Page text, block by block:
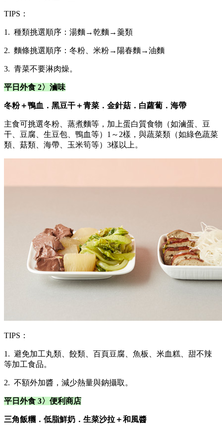
TIPS：
1. 種類挑選順序：湯麵→乾麵→羹類
2. 麵條挑選順序：冬粉、米粉→陽春麵→油麵
3. 青菜不要淋肉燥。
平日外食 2〉 滷味
冬粉＋鴨血．黑豆干＋青菜．金針菇．白蘿蔔．海帶
主食可挑選冬粉、蒸煮麵等，加上蛋白質食物（如滷蛋、豆
干、豆腐、生豆包、鴨血等）1～2樣，與蔬菜類（如綠色蔬菜
類、菇類、海帶、玉米筍等）3樣以上。
TIPS：
1. 避免加工丸類、餃類、百頁豆腐、魚板、米血糕、甜不辣
等加工食品。
2. 不額外加醬，減少熱量與鈉攝取。
平日外食 3〉 便利商店
三角飯糰．低脂鮮奶．生菜沙拉＋和風醬